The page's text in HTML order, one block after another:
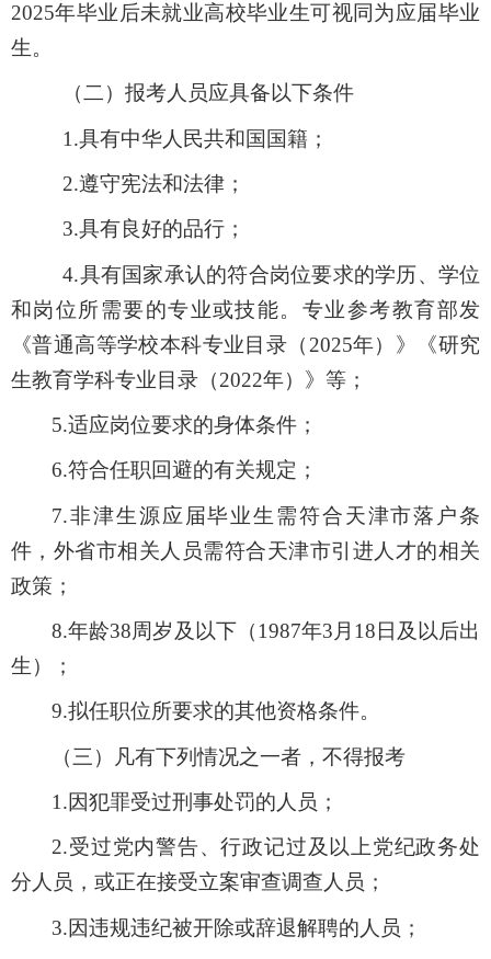
2025年毕业后未就业高校毕业生可视同为应届毕业
生。
（二）报考人员应具备以下条件
1.具有中华人民共和国国籍；
2.遵守宪法和法律；
3.具有良好的品行；
4.具有国家承认的符合岗位要求的学历、学位
和岗位所需要的专业或技能。专业参考教育部发
《普通高等学校本科专业目录（2025年）》《研究
生教育学科专业目录（2022年）》等；
5.适应岗位要求的身体条件；
6.符合任职回避的有关规定；
7.非津生源应届毕业生需符合天津市落户条
件，外省市相关人员需符合天津市引进人才的相关
政策；
8.年龄38周岁及以下（1987年3 月18 日及以后出
生）；
9.拟任职位所要求的其他资格条件。
（三）凡有下列情况之一者，不得报考
1.因犯罪受过刑事处罚的人员；
2.受过党内警告、行政记过及以上党纪政务处
分人员，或正在接受立案审查调查人员；
3.因违规违纪被开除或辞退解聘的人员；